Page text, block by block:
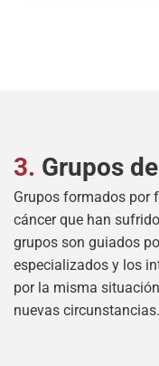
3. Grupos
Grupos formados por
cáncer que han
grupos son guiados
especializados y los
por la misma
nuevas circunstancias.